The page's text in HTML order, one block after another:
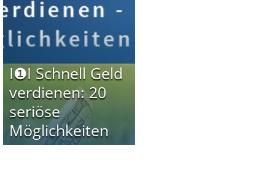
I❶I Schnell Geld
verdienen: 20
seriöse
Möglichkeiten